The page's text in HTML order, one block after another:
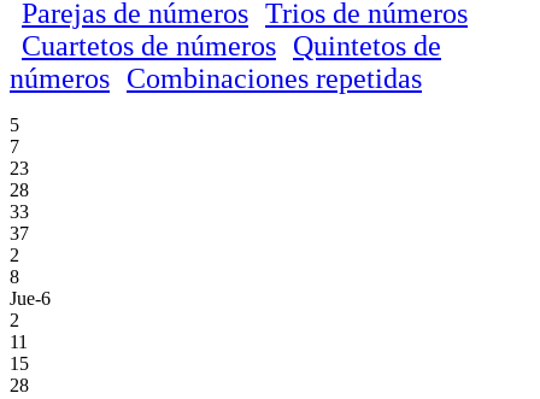
Parejas de números Trios de números
Cuartetos de números Quintetos de
números Combinaciones repetidas
5
7
23
28
33
37
2
8
Jue-6
2
11
15
28